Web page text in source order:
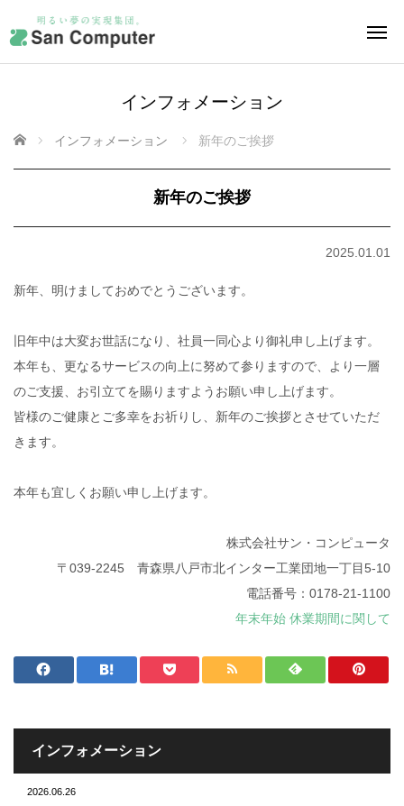
インフォメーション
ホーム インフォメーション 新年のご挨拶
新年のご挨拶
2025.01.01
新年、明けましておめでとうございます。
旧年中は大変お世話になり、社員一同心より御礼申し上げます。
本年も、更なるサービスの向上に努めて参りますので、より一層
のご支援、お引立てを賜りますようお願い申し上げます。
皆様のご健康とご多幸をお祈りし、新年のご挨拶とさせていただ
きます。
本年も宜しくお願い申し上げます。
株式会社サン・コンピュータ
〒039-2245 青森県八戸市北インター工業団地一丁目5-10
電話番号：0178-21-1100
年末年始 休業期間に関して
インフォメーション
2026.06.26